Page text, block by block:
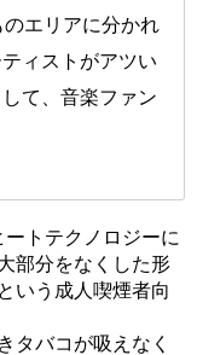
エリアに分かれ
ィストがアツい
て、音楽ファン
トテクノロジーに
部分をなくした形
いう成人喫煙者向
タバコが吸えなく